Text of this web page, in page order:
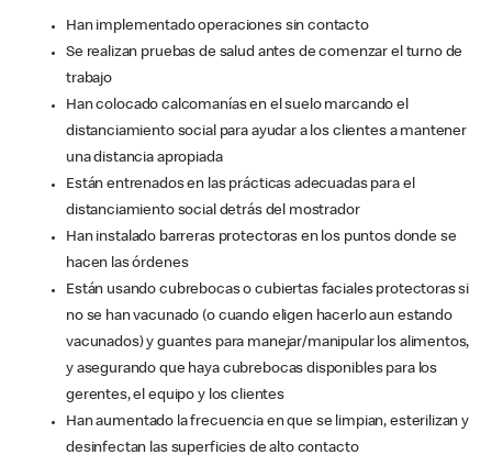
Han implementado operaciones sin contacto
Se realizan pruebas de salud antes de comenzar el turno de
trabajo
Han colocado calcomanías en el suelo marcando el
distanciamiento social para ayudar a los clientes a mantener
una distancia apropiada
Están entrenados en las prácticas adecuadas para el
distanciamiento social detrás del mostrador
Han instalado barreras protectoras en los puntos donde se
hacen las órdenes
Están usando cubrebocas o cubiertas faciales protectoras si
no se han vacunado (o cuando eligen hacerlo aun estando
vacunados) y guantes para manejar/manipular los alimentos,
y asegurando que haya cubrebocas disponibles para los
gerentes, el equipo y los clientes
Han aumentado la frecuencia en que se limpian, esterilizan y
desinfectan las superficies de alto contacto